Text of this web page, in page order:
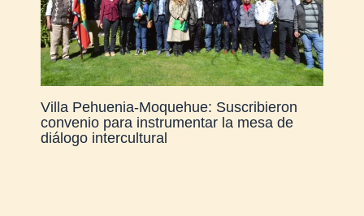
Villa Pehuenia-Moquehue: Suscribieron
convenio para instrumentar la mesa de
diálogo intercultural